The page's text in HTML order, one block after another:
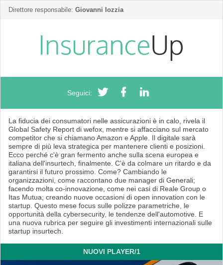
Direttore responsabile: Giovanni Iozzia
Seguici:
La fiducia dei consumatori nelle assicurazioni è in calo, rivela il
Global Safety Report di wefox, mentre si affacciano sul mercato
competitor che si chiamano Amazon e Apple. Il digitale sarà
sempre di più leva strategica per mantenere clienti e posizioni.
Ecco perché c'è gran fermento anche sulla scena europea e
italiana dell'insurtech, finalmente. C'è da colmare un ritardo e da
garantirsi il futuro prossimo. Come? Cambiando le
organizzazioni, come raccontano due manager di Generali;
facendo molta co-innovazione, come nei casi di Reale Group o
Itas Mutua; creando nuove occasioni di open innovation con le
startup. Questo mese focus sulle polizze parametriche, le
opportunità della cybersecurity, le tendenze dell'automotive. E
una nuova rubrica per seguire gli investimenti internazionali sulle
startup insurtech.
NUOVI PLAYER/1